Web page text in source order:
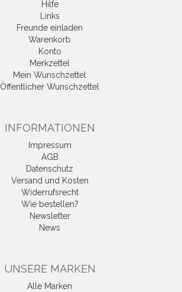
Hilfe
Links
Freunde einladen
Warenkorb
Konto
Merkzettel
Mein Wunschzettel
Öffentlicher Wunschzettel
INFORMATIONEN
Impressum
AGB
Datenschutz
Versand und Kosten
Widerrufsrecht
Wie bestellen?
Newsletter
News
UNSERE MARKEN
Alle Marken